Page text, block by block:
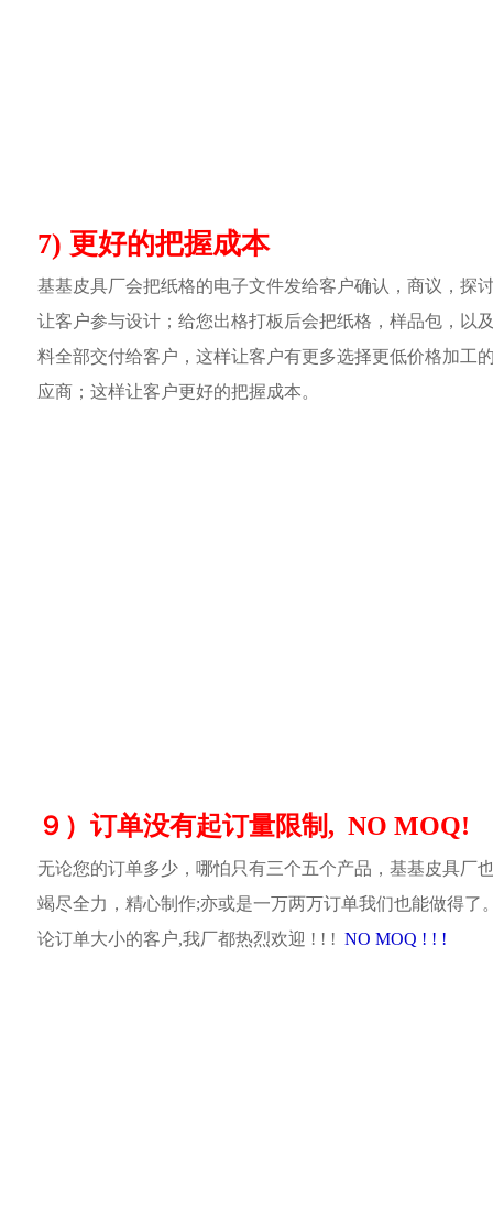
7) 更好的把握成本
基基皮具厂会把纸格的电子文件发给客户确认，商议，探
让客户参与设计；给您出格打板后会把纸格，样品包，以
料全部交付给客户，这样让客户有更多选择更低价格加工
应商；这样让客户更好的把握成本。
９）订单没有起订量限制, NO MOQ!
无论您的订单多少，哪怕只有三个五个产品，基基皮具厂
竭尽全力，精心制作;亦或是一万两万订单我们也能做得了
论订单大小的客户,我厂都热烈欢迎 ! ! ! NO MOQ ! ! !